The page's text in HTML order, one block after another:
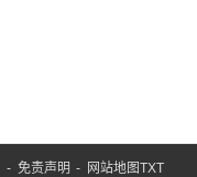
- 免责声明 - 网站地图TXT